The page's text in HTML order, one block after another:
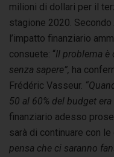
milioni di dollari per il
stagione 2020. Secondo
l’impatto finanziario
consuete: “Il problema è
senza sapere”, ha
Frédéric Vasseur.
50 al 60% del budget
finanziario adesso
sarà di continuare con le
pensa che ci saranno